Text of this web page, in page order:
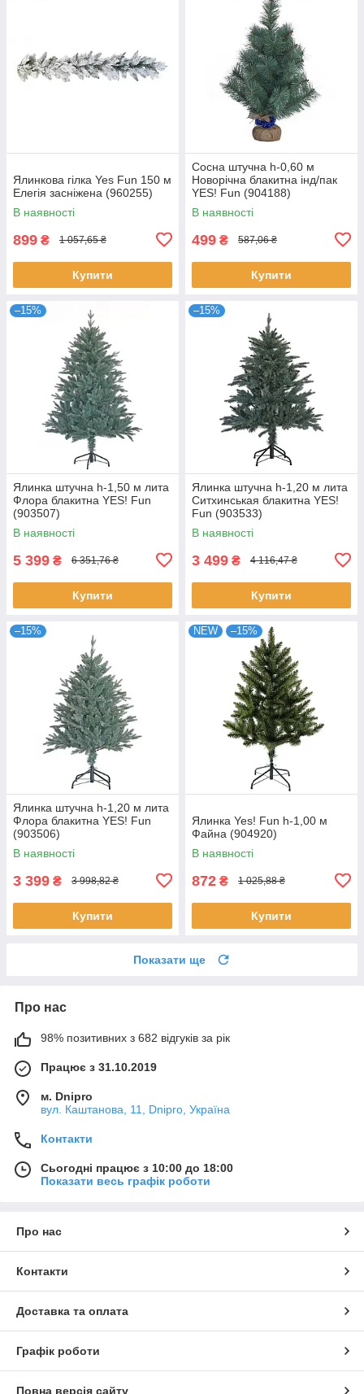
Ялинкова гілка Yes Fun 150 м
Елегія засніжена (960255)
В наявності
899 ₴ 1 057,65 ₴
Купити
Сосна штучна h-0,60 м
Новорічна блакитна інд/пак
YES! Fun (904188)
В наявності
499 ₴ 587,06 ₴
Купити
–15%
Ялинка штучна h-1,50 м лита
Флора блакитна YES! Fun
(903507)
В наявності
5 399 ₴ 6 351,76 ₴
Купити
–15%
Ялинка штучна h-1,20 м лита
Ситхинськая блакитна YES!
Fun (903533)
В наявності
3 499 ₴ 4 116,47 ₴
Купити
–15%
Ялинка штучна h-1,20 м лита
Флора блакитна YES! Fun
(903506)
В наявності
3 399 ₴ 3 998,82 ₴
Купити
NEW –15%
Ялинка Yes! Fun h-1,00 м
Файна (904920)
В наявності
872 ₴ 1 025,88 ₴
Купити
Показати ще
Про нас
98% позитивних з 682 відгуків за рік
Працює з 31.10.2019
м. Dnipro
вул. Каштанова, 11, Dnipro, Україна
Контакти
Сьогодні працює з 10:00 до 18:00
Показати весь графік роботи
Про нас
Контакти
Доставка та оплата
Графік роботи
Повна версія сайту